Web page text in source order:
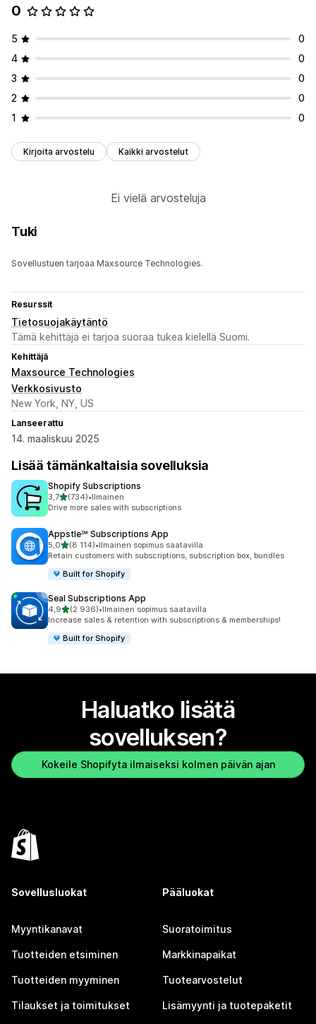
0
5
0
4
0
3
0
2
0
1
0
Kirjoita arvostelu Kaikki arvostelut
Ei vielä arvosteluja
Tuki
Sovellustuen tarjoaa Maxsource Technologies.
Resurssit
Tietosuojakäytäntö
Tämä kehittäjä ei tarjoa suoraa tukea kielellä Suomi.
Kehittäjä
Maxsource Technologies
Verkkosivusto
New York, NY, US
Lanseerattu
14. maaliskuu 2025
Lisää tämänkaltaisia sovelluksia
Shopify Subscriptions
3,7/ 5 tähteä
(734)
734 arvostelua yhteensä
•Ilmainen
Drive more sales with subscriptions
Appstle℠ Subscriptions App
5,0/ 5 tähteä
(8 114)
8114 arvostelua yhteensä
•Ilmainen sopimus saatavilla
Retain customers with subscriptions, subscription box, bundles
Built for Shopify
Seal Subscriptions App
4,9/ 5 tähteä
(2 936)
2936 arvostelua yhteensä
•Ilmainen sopimus saatavilla
Increase sales & retention with subscriptions & memberships!
Built for Shopify
Haluatko lisätä
sovelluksen?
Kokeile Shopifyta ilmaiseksi kolmen päivän ajan
Sovellusluokat
Myyntikanavat
Tuotteiden etsiminen
Tuotteiden myyminen
Tilaukset ja toimitukset
Pääluokat
Suoratoimitus
Markkinapaikat
Tuotearvostelut
Lisämyynti ja tuotepaketit